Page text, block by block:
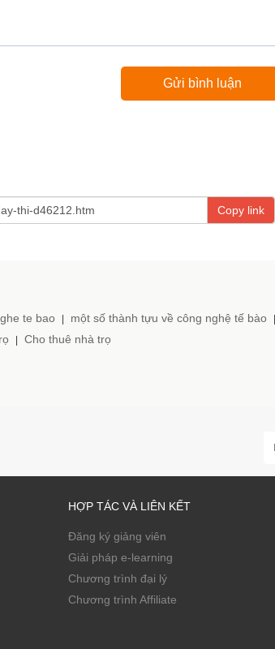
Copy link
te bao một số thành tựu về công nghệ tế bào
Cho thuê nhà trọ
HỢP TÁC VÀ LIÊN KẾT
Đăng ký giảng viên
Giải pháp e-learning
Chương trình đại lý
Chương trình Affiliate